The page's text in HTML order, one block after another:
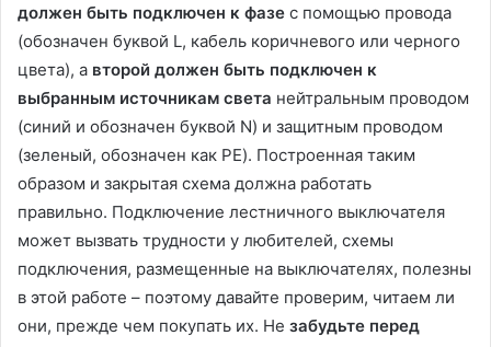
должен быть подключен к фазе с помощью провода
(обозначен буквой L, кабель коричневого или черного
цвета), а второй должен быть подключен к
выбранным источникам света нейтральным проводом
(синий и обозначен буквой N) и защитным проводом
(зеленый, обозначен как PE). Построенная таким
образом и закрытая схема должна работать
правильно. Подключение лестничного выключателя
может вызвать трудности у любителей, схемы
подключения, размещенные на выключателях, полезны
в этой работе – поэтому давайте проверим, читаем ли
они, прежде чем покупать их. Не забудьте перед